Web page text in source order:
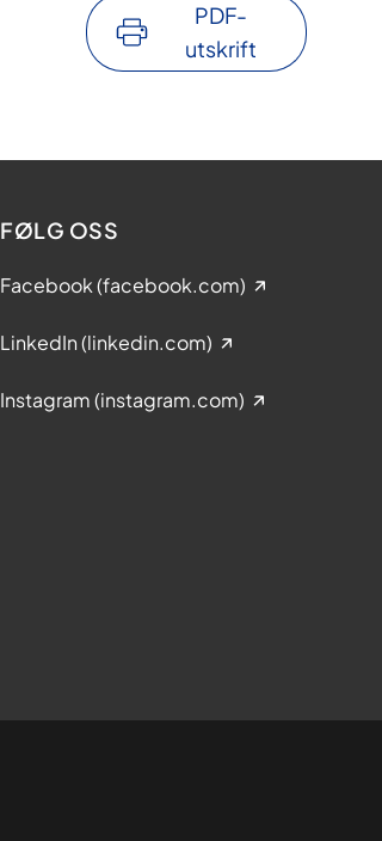
PDF-
utskrift
FØLG OSS
Facebook (facebook.com)
LinkedIn (linkedin.com)
Instagram (instagram.com)